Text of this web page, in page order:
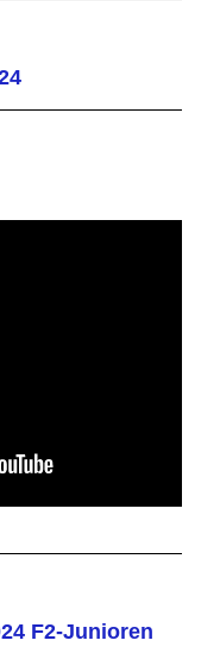
F2-Junioren